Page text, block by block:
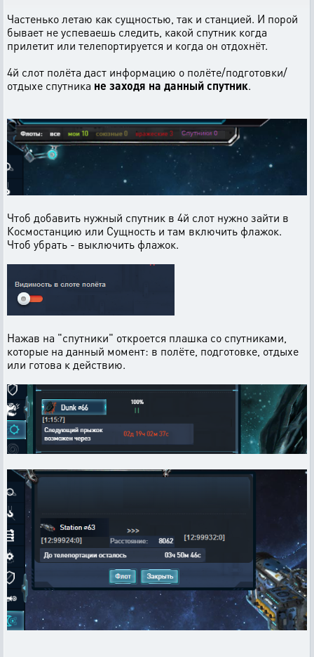
Частенько летаю как сущностью, так и станцией. И порой
бывает не успеваешь следить, какой спутник когда
прилетит или телепортируется и когда он отдохнёт.
4й слот полёта даст информацию о полёте/подготовки/
отдыхе спутника не заходя на данный спутник.
Чтоб добавить нужный спутник в 4й слот нужно зайти в
Космостанцию или Сущность и там включить флажок.
Чтоб убрать - выключить флажок.
Нажав на "спутники" откроется плашка со спутниками,
которые на данный момент: в полёте, подготовке, отдыхе
или готова к действию.